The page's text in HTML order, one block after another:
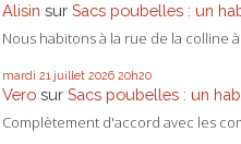
Alisin sur Sacs poubelles : un
Nous habitons à la rue de la colline
mardi 21 juillet 2026 20h20
Vero sur Sacs poubelles : un
Complètement d'accord avec les